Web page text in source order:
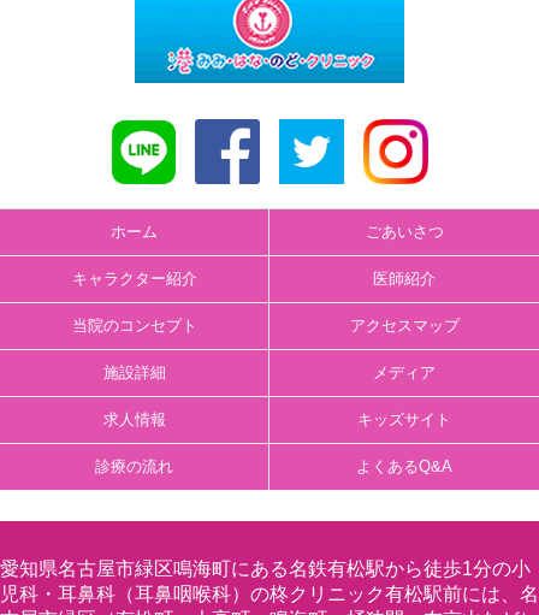
ホーム ごあいさつ
キャラクター紹介 医師紹介
当院のコンセプト アクセスマップ
施設詳細 メディア
求人情報 キッズサイト
診療の流れ よくあるQ&A
愛知県名古屋市緑区鳴海町にある名鉄有松駅から徒歩1分の小
児科・耳鼻科（耳鼻咽喉科）の柊クリニック有松駅前には、名